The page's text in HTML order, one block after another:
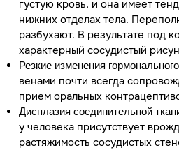
густую кровь, и она имеет
нижних отделах тела.
разбухают. В результате под
характерный сосудистый
Резкие изменения
венами почти всегда
прием оральных
Дисплазия соединительной
у человека присутствует
растяжимость сосудистых